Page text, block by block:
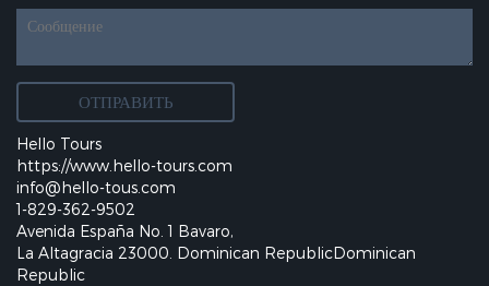
Hello Tours
https://www.hello-tours.com
info@hello-tous.com
1-829-362-9502
Avenida España No. 1 Bavaro,
La Altagracia 23000. Dominican RepublicDominican
Republic